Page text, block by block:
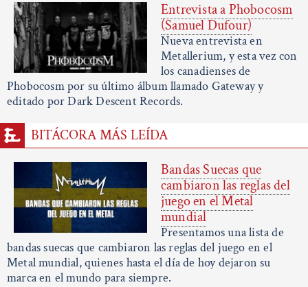
Entrevista a Phobocosm
(Samuel Dufour)
Nueva entrevista en
Metallerium, y esta vez con
los canadienses de
Phobocosm por su último álbum llamado Gateway y
editado por Dark Descent Records.
BITÁCORA MÁS LEÍDA
Bandas Suecas que
cambiaron las reglas del
juego en el Metal
mundial
Presentamos una lista de
bandas suecas que cambiaron las reglas del juego en el
Metal mundial, quienes hasta el día de hoy dejaron su
marca en el mundo para siempre.